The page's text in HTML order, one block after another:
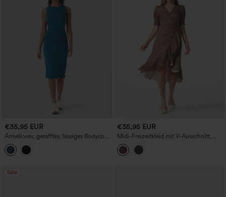
€35,95 EUR
Ärmelloses, gerafftes, lässiges Bodycon-
Kleid mit Rundhalsausschnitt
€35,95 EUR
Midi-Freizeitkleid mit V-Ausschnitt,
kurzen Ärmeln, Rüschensaum und
Polka-Dots
Sale